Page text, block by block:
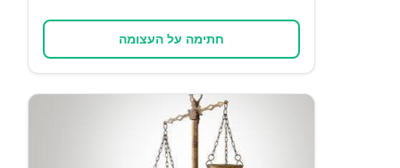
חתימה על העצומה